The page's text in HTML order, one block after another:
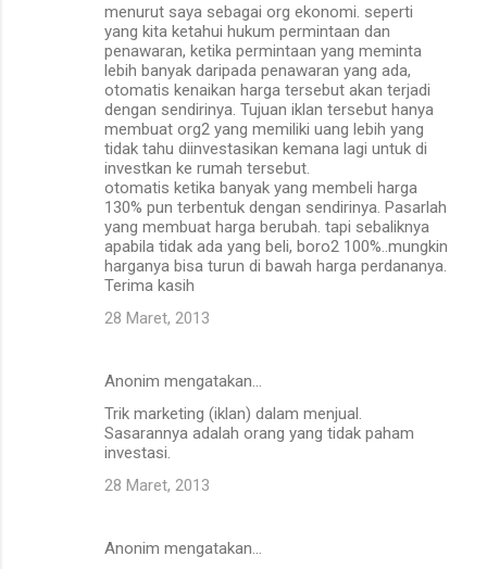
menurut saya sebagai org ekonomi. seperti
yang kita ketahui hukum permintaan dan
penawaran, ketika permintaan yang meminta
lebih banyak daripada penawaran yang ada,
otomatis kenaikan harga tersebut akan terjadi
dengan sendirinya. Tujuan iklan tersebut hanya
membuat org2 yang memiliki uang lebih yang
tidak tahu diinvestasikan kemana lagi untuk di
investkan ke rumah tersebut.
otomatis ketika banyak yang membeli harga
130% pun terbentuk dengan sendirinya. Pasarlah
yang membuat harga berubah. tapi sebaliknya
apabila tidak ada yang beli, boro2 100%..mungkin
harganya bisa turun di bawah harga perdananya.
Terima kasih
28 Maret, 2013
Anonim mengatakan…
Trik marketing (iklan) dalam menjual.
Sasarannya adalah orang yang tidak paham
investasi.
28 Maret, 2013
Anonim mengatakan…